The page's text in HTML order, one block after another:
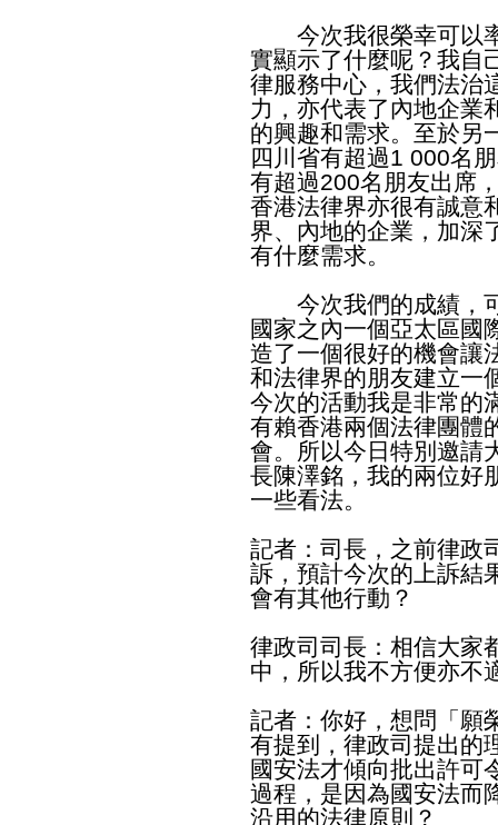
今次我很榮幸可以率
實顯示了什麼呢？我自
律服務中心，我們法治
力，亦代表了內地企業
的興趣和需求。至於另
四川省有超過1 000名
有超過200名朋友出席
香港法律界亦很有誠意
界、內地的企業，加深
有什麼需求。
今次我們的成績，可
國家之內一個亞太區國
造了一個很好的機會讓
和法律界的朋友建立一
今次的活動我是非常的
有賴香港兩個法律團體
會。所以今日特別邀請
長陳澤銘，我的兩位好
一些看法。
記者：司長，之前律政
訴，預計今次的上訴結
會有其他行動？
律政司司長：相信大家
中，所以我不方便亦不
記者：你好，想問「願
有提到，律政司提出的
國安法才傾向批出許可
過程，是因為國安法而
沿用的法律原則？